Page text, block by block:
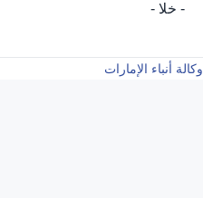
- خلا -
وكالة أنباء الإمارات